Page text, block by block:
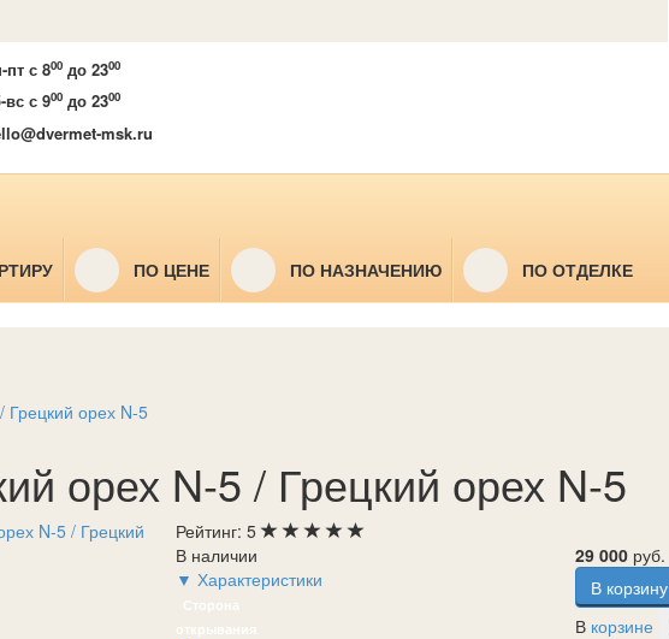
пт с 800 до 2300
вс с 900 до 2300
msk.ru
ПО ЦЕНЕ ПО НАЗНАЧЕНИЮ ПО ОТДЕЛКЕ
Грецкий орех N-5
орех N-5 / Грецкий орех N-5
Рейтинг: 5
В наличии
▼ Характеристики
Сторона
открывания
29 000 руб.
В корзину
В корзине